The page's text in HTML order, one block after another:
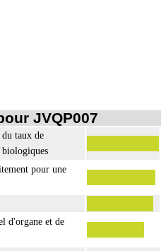
JVQP007
taux de
biologiques
pour une
d'organe et de